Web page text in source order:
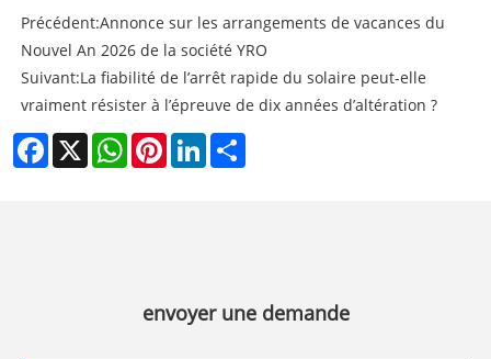
Précédent:Annonce sur les arrangements de vacances du
Nouvel An 2026 de la société YRO
Suivant:La fiabilité de l’arrêt rapide du solaire peut-elle
vraiment résister à l’épreuve de dix années d’altération ?
Facebook
X WhatsAppPinterestLinkedIn
envoyer une demande